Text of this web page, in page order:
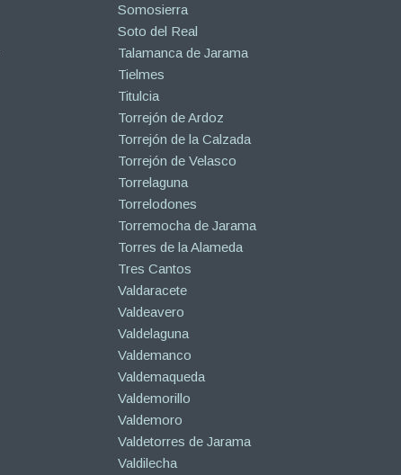
Somosierra
Soto del Real
Talamanca de Jarama
Tielmes
Titulcia
Torrejón de Ardoz
Torrejón de la Calzada
Torrejón de Velasco
Torrelaguna
Torrelodones
Torremocha de Jarama
Torres de la Alameda
Tres Cantos
Valdaracete
Valdeavero
Valdelaguna
Valdemanco
Valdemaqueda
Valdemorillo
Valdemoro
Valdetorres de Jarama
Valdilecha